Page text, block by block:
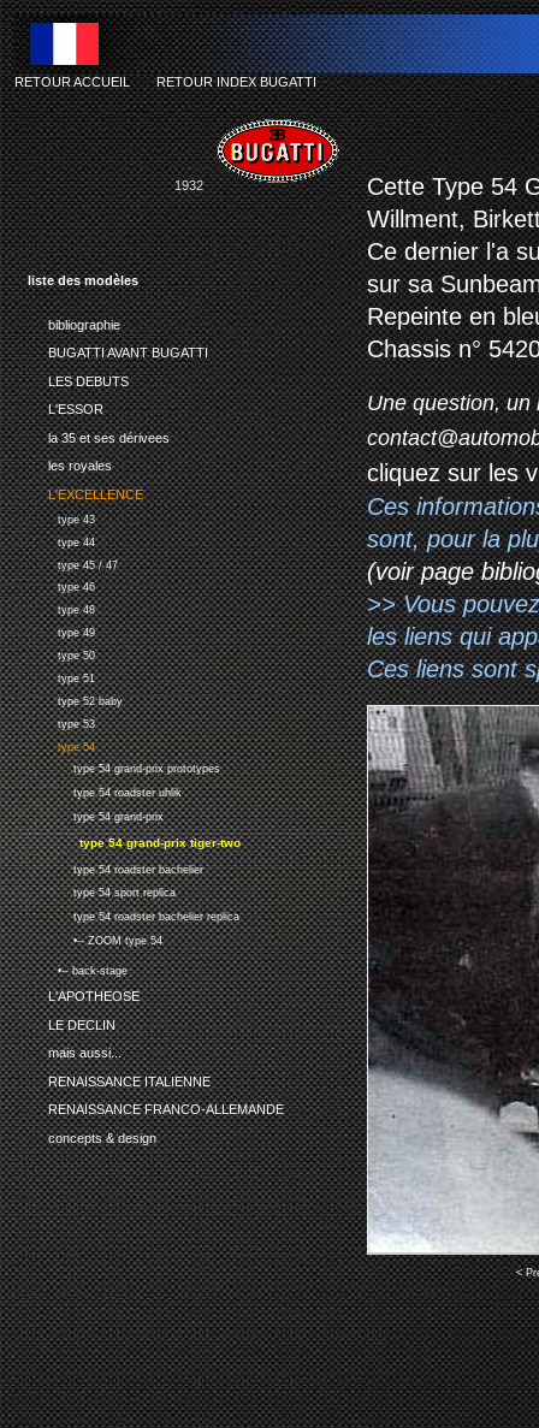
liste des modèles
bibliographie
BUGATTI AVANT BUGATTI
LES DEBUTS
L'ESSOR
la 35 et ses dérivees
les royales
L'EXCELLENCE
type 43
type 44
type 45 / 47
type 46
type 48
type 49
type 50
type 51
type 52 baby
type 53
type 54
type 54 grand-prix prototypes
type 54 roadster uhlik
type 54 grand-prix
type 54 grand-prix tiger-two
type 54 roadster bachelier
type 54 sport replica
type 54 roadster bachelier replica
•-- ZOOM type 54
•-- back-stage
L'APOTHEOSE
LE DECLIN
mais aussi...
RENAISSANCE ITALIENNE
RENAISSANCE FRANCO-ALLEMANDE
concepts & design
RETOUR ACCUEIL-RETOUR INDEX BUGATTI
1932
Cette Type 54
Willment,
Ce dernier l'a
sur sa
Repeinte en
Chassis n°
Une question, un
cliquez sur les
Ces
sont, pour la
(voir page
>> Vous
les liens qui
Ces liens sont
<